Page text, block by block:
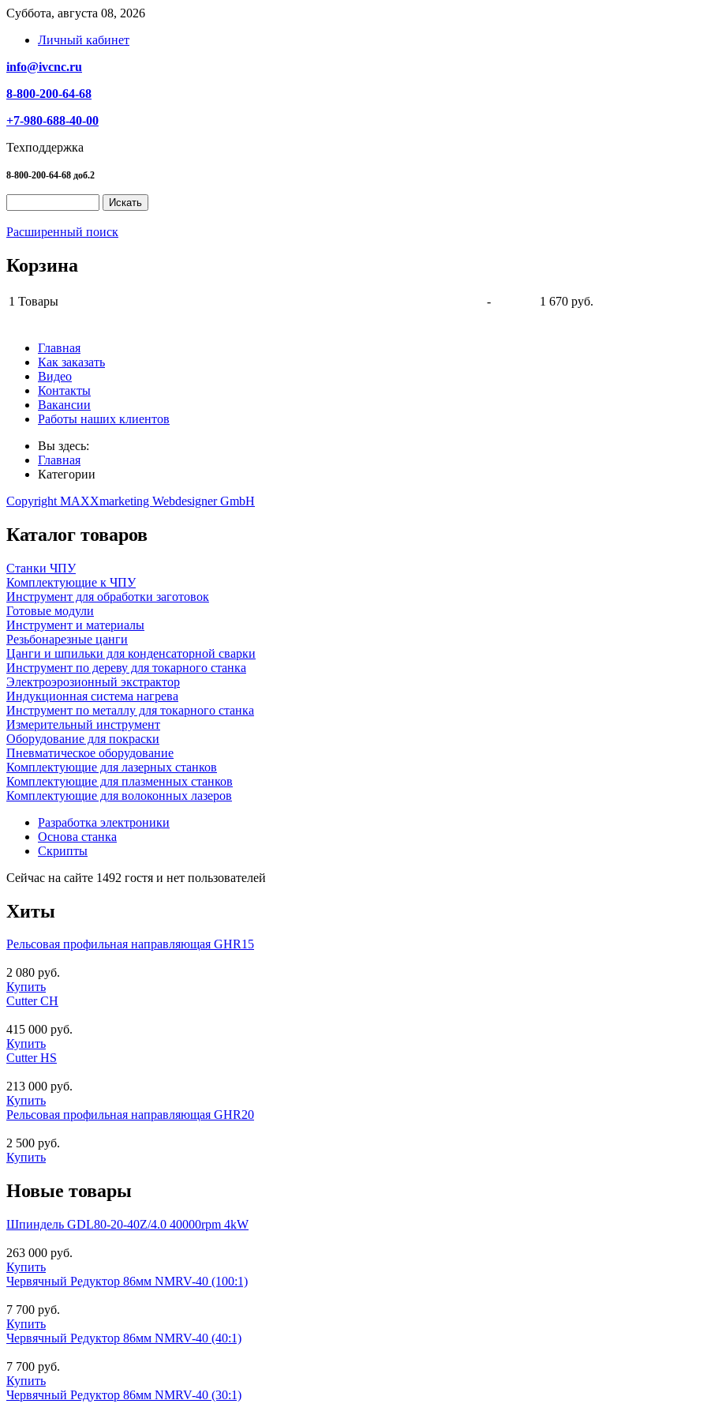
Суббота, августа 08, 2026
Личный кабинет
info@ivcnc.ru
8-800-200-64-68
+7-980-688-40-00
Техподдержка
8-800-200-64-68 доб.2
Расширенный поиск
Корзина
1 Товары -
1 670 руб.
Главная
Как заказать
Видео
Контакты
Вакансии
Работы наших клиентов
Вы здесь:
Главная
Категории
Copyright MAXXmarketing Webdesigner GmbH
Каталог товаров
Станки ЧПУ
Комплектующие к ЧПУ
Инструмент для обработки заготовок
Готовые модули
Инструмент и материалы
Резьбонарезные цанги
Цанги и шпильки для конденсаторной сварки
Инструмент по дереву для токарного станка
Электроэрозионный экстрактор
Индукционная система нагрева
Инструмент по металлу для токарного станка
Измерительный инструмент
Оборудование для покраски
Пневматическое оборудование
Комплектующие для лазерных станков
Комплектующие для плазменных станков
Комплектующие для волоконных лазеров
Разработка электроники
Основа станка
Скрипты
Сейчас на сайте 1492 гостя и нет пользователей
Хиты
Рельсовая профильная направляющая GHR15
2 080 руб.
Купить
Cutter CH
415 000 руб.
Купить
Cutter HS
213 000 руб.
Купить
Рельсовая профильная направляющая GHR20
2 500 руб.
Купить
Новые товары
Шпиндель GDL80-20-40Z/4.0 40000rpm 4kW
263 000 руб.
Купить
Червячный Редуктор 86мм NMRV-40 (100:1)
7 700 руб.
Купить
Червячный Редуктор 86мм NMRV-40 (40:1)
7 700 руб.
Купить
Червячный Редуктор 86мм NMRV-40 (30:1)